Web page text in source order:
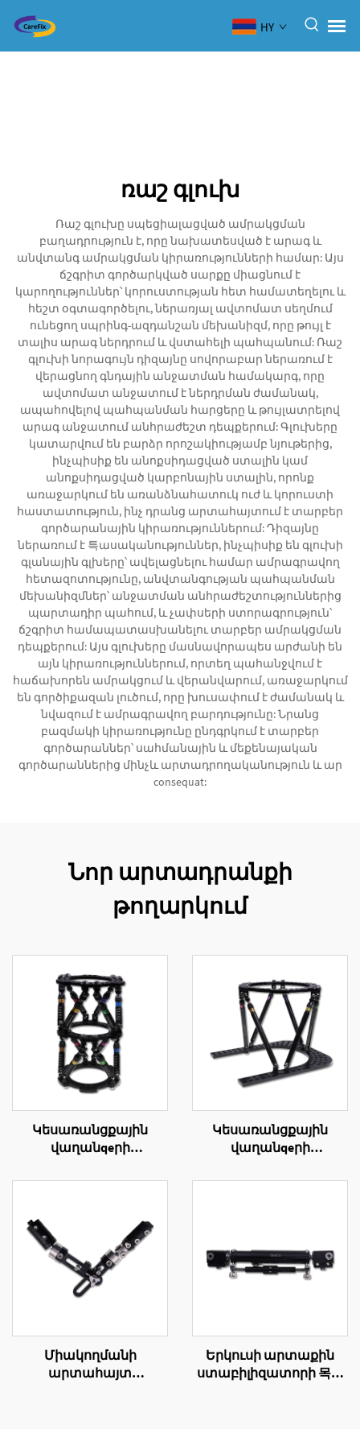
HY
ռաշ գլուխ
Ռաշ գլուխը սպեցիալացված ամրակցման
բաղադրություն է, որը նախատեսված է արագ և
անվտանգ ամրակցման կիրառությունների համար: Այս
ճշգրիտ գործարկված սարքը միացնում է
կարողություններ՝ կորուստության հետ համատեղելու և
հեշտ օգտագործելու, ներառյալ ավտոմատ սեղմում
ունեցող սպրինգ-ազդանշան մեխանիզմ, որը թույլ է
տալիս արագ ներդրում և վստահելի պահպանում: Ռաշ
գլուխի նորագույն դիզայնը սովորաբար ներառում է
վերացնող գնդային անջատման համակարգ, որը
ավտոմատ անջատում է ներդրման ժամանակ,
ապահովելով պահպանման հարցերը և թույլատրելով
արագ անջատում անհրաժեշտ դեպքերում: Գլուխերը
կատարվում են բարձր որոշակիությամբ նյութերից,
ինչպիսիք են անոքսիդացված ստալին կամ
անոքսիդացված կարբոնային ստալին, որոնք
առաջարկում են առանձնահատուկ ուժ և կորուստի
հաստատություն, ինչ դրանց արտահայտում է տարբեր
գործարանային կիրառություններում: Դիզայնը
ներառում է 특ասականություններ, ինչպիսիք են գլուխի
գլանային գլխերը՝ ավելացնելու համար ամրագրավող
հետազոտությունը, անվտանգության պահպանման
մեխանիզմներ՝ անջատման անհրաժեշտություններից
պարտադիր պահում, և չափսերի ստորագրություն՝
ճշգրիտ համապատասխանելու տարբեր ամրակցման
դեպքերում: Այս գլուխերը մասնավորապես արժանի են
այն կիրառություններում, որտեղ պահանջվում է
հաճախորեն ամրակցում և վերանվարում, առաջարկում
են գործիքազան լուծում, որը խուսափում է ժամանակ և
նվազում է ամրագրավող բարդությունը: Նրանց
բազմակի կիրառությունը ընդգրկում է տարբեր
գործարաններ՝ սահմանային և մեքենայական
գործարաններից մինչև արտադրողականություն և ար
consequat:
Նոր արտադրանքի
թողարկում
Կեսառանցքային
վաղանqeրի
ամրապնումի եռակի
Կեսառանցքային
վաղանqeրի
ամրապնումի հատիկ
Միակողմանի
արտահայտ
Երկուսի արտաքին
ստաբիլիզատորի 목목